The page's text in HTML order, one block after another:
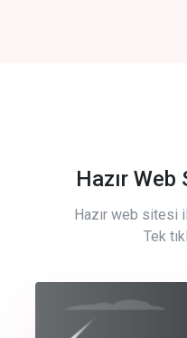
Hazır
Hazır web sitesi
Tek